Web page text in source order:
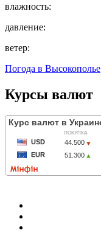
влажность:
давление:
ветер:
Погода в Высокополье
Курсы валют